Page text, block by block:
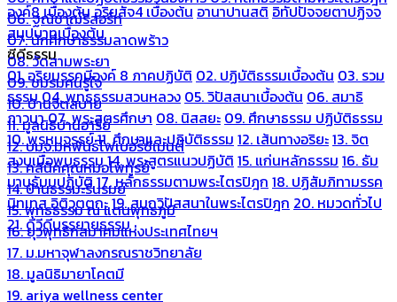
องค์8 เบื้องต้นอริยสัจ4 เบื้องต้นอานาปานสติอิทัปปัจจยตาปฏิจจ
สมุปบาทเบื้องต้น
ซีดีธรรม
01. อริยมรรคมีองค์ 8 ภาคปฏิบัติ 02. ปฏิบัติธรรมเบื้องต้น 03. รวม
ธรรม04. พุทธธรรมสวนหลวง 05. วิปัสสนาเบื้องต้น 06. สมาธิ
ภาวนา07. พระสูตรศึกษา 08. นิสสยะ 09. ศึกษาธรรม ปฏิบัติธรรม
10. พรหมจรรย์11. ศึกษาและปฏิบัติธรรม 12. เส้นทางอริยะ13. จิต
สงบเมื่อพบธรรม14. พระสูตรแนวปฏิบัติ 15. แก่นหลักธรรม 16. ธัม
มานุธัมมปฏิบัติ17. หลักธรรมตามพระไตรปิฎก 18. ปฏิสัมภิทามรรค
นิทเทส อิติวุตตกะ19. สมถวิปัสสนาในพระไตรปิฎก 20. หมวดทั่วไป
21. ดีวีดีบรรยายธรรม
06. ฐณิชาฌ์รีสอร์ท
07. นักศึกษาธรรมลาดพร้าว
08. วัดสามพระยา
09. ชมรมคนรู้ใจ
10. บ้านจิตสบาย
11. มูลนิธิบ้านอารีย์
12. บมจ.มหพันธ์ไฟเบอร์ซีเมนต์
13. คลีนิคคุณหมอไพทูรย์
14. บ้านธรรมะรื่นรมย์
15. พุทธธรรม ณ แดนพุทธภูมิ
16. ยุวพุทธิกสมาคมแห่งประเทศไทยฯ
17. ม.มหาจุฬาลงกรณราชวิทยาลัย
18. มูลนิธิมายาโคตมี
19. ariya wellness center